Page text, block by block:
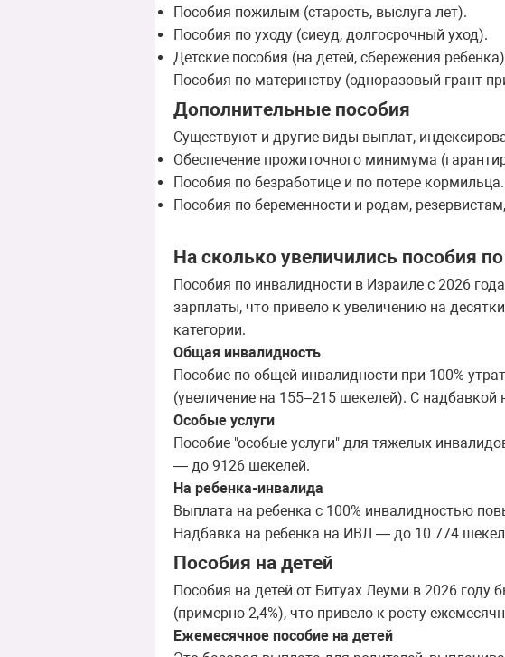
Пособия пожилым (старость, выслуга лет).
Пособия по уходу (сиеуд, долгосрочный уход).
Детские пособия (на детей, сбережения
Пособия по материнству (одноразовый грант
Дополнительные пособия
Существуют и другие виды выплат,
Обеспечение прожиточного минимума
Пособия по безработице и по потере кормильца.
Пособия по беременности и родам,
На сколько увеличились пособия
Пособия по инвалидности в Израиле с 2026
зарплаты, что привело к увеличению на
категории.
​Общая инвалидность
Пособие по общей инвалидности при 100%
(увеличение на 155–215 шекелей). С
Особые услуги
Пособие "особые услуги" для тяжелых
— до 9126 шекелей.
На ребенка-инвалида
Выплата на ребенка с 100% инвалидностью
Надбавка на ребенка на ИВЛ — до 10 774
Пособия на детей
Пособия на детей от Битуах Леуми в 2026
(примерно 2,4%), что привело к росту
Ежемесячное пособие на детей